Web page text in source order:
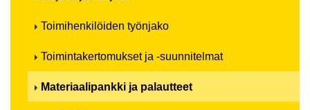
Toimihenkilöiden työnjako
Toimintakertomukset ja -suunnitelmat
Materiaalipankki ja palautteet